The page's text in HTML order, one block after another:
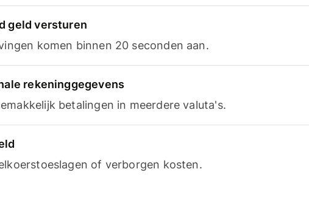
geld versturen
komen binnen 20 seconden aan.
rekeninggegevens
betalingen in meerdere valuta's.
of verborgen kosten.